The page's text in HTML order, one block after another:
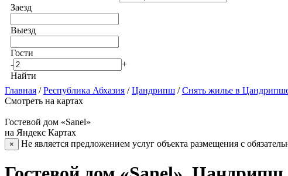
Заезд
Выезд
Гости
-
+
Найти
Главная /Республика Абхазия /Цандрипш /Снять жилье в
Смотреть на картах
Гостевой дом «Sanel»
на Яндекс Картах
× Не является предложением услуг объекта размещения с